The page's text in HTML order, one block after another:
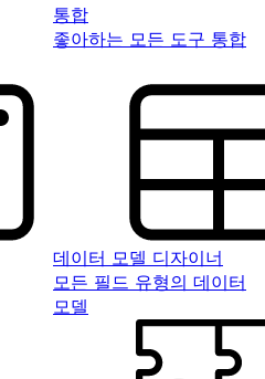
통합
좋아하는 모든 도구 통합
데이터 모델 디자이너
모든 필드 유형의 데이터
모델